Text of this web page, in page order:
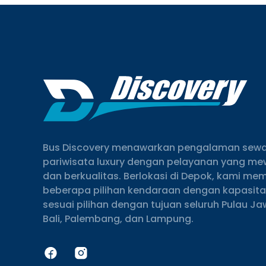
Bus Discovery menawarkan pengalaman
pariwisata luxury dengan pelayanan yang
dan berkualitas. Berlokasi di Depok, kami
beberapa pilihan kendaraan dengan
sesuai pilihan dengan tujuan seluruh Pulau
Bali, Palembang, dan Lampung.